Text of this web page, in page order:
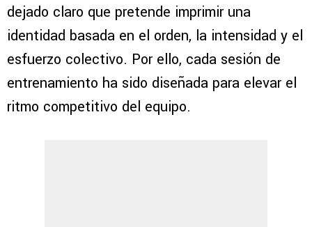
dejado claro que pretende imprimir una
identidad basada en el orden, la intensidad y el
esfuerzo colectivo. Por ello, cada sesión de
entrenamiento ha sido diseñada para elevar el
ritmo competitivo del equipo.